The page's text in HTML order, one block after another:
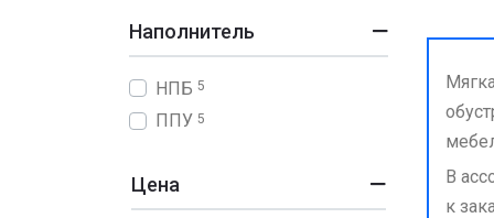
Наполнитель
НПБ 5
ППУ 5
Цена
В
к